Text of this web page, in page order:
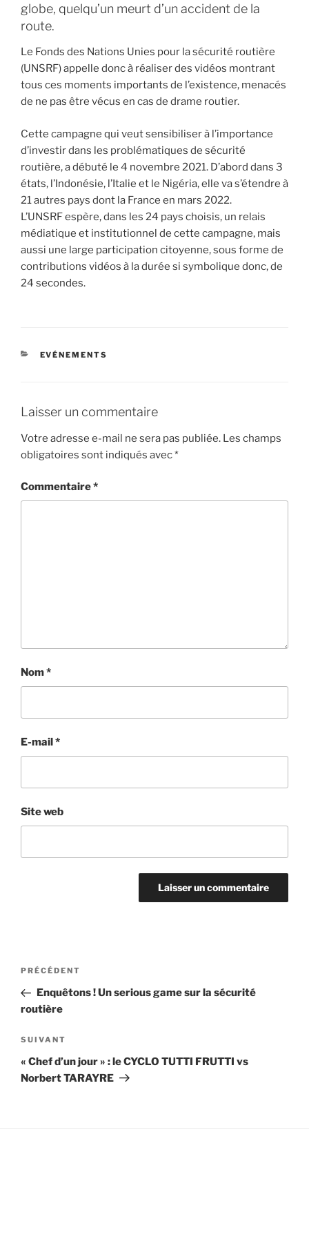
globe, quelqu’un meurt d’un accident de la
route.
Le Fonds des Nations Unies pour la sécurité routière
(UNSRF) appelle donc à réaliser des vidéos montrant
tous ces moments importants de l’existence, menacés
de ne pas être vécus en cas de drame routier.
Cette campagne qui veut sensibiliser à l’importance
d’investir dans les problématiques de sécurité
routière, a débuté le 4 novembre 2021. D’abord dans 3
états, l’Indonésie, l’Italie et le Nigéria, elle va s’étendre à
21 autres pays dont la France en mars 2022.
L’UNSRF espère, dans les 24 pays choisis, un relais
médiatique et institutionnel de cette campagne, mais
aussi une large participation citoyenne, sous forme de
contributions vidéos à la durée si symbolique donc, de
24 secondes.
CATÉGORIES
EVÉNEMENTS
Laisser un commentaire
Votre adresse e-mail ne sera pas publiée. Les champs
obligatoires sont indiqués avec*
Commentaire*
Nom*
E-mail*
Site web
Navigation
l’article
Article
précédent
PRÉCÉDENT
Enquêtons ! Un serious game sur la sécurité
routière
Article
suivant
SUIVANT
« Chef d’un jour » : le CYCLO TUTTI FRUTTI vs
Norbert TARAYRE